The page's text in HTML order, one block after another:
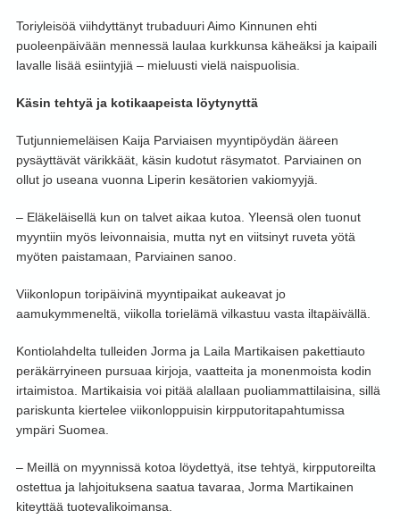
Toriyleisöä viihdyttänyt trubaduuri Aimo Kinnunen ehti
puoleenpäivään mennessä laulaa kurkkunsa käheäksi ja kaipaili
lavalle lisää esiintyjiä – mieluusti vielä naispuolisia.
Käsin tehtyä ja kotikaapeista löytynyttä
Tutjunniemeläisen Kaija Parviaisen myyntipöydän ääreen
pysäyttävät värikkäät, käsin kudotut räsymatot. Parviainen on
ollut jo useana vuonna Liperin kesätorien vakiomyyjä.
– Eläkeläisellä kun on talvet aikaa kutoa. Yleensä olen tuonut
myyntiin myös leivonnaisia, mutta nyt en viitsinyt ruveta yötä
myöten paistamaan, Parviainen sanoo.
Viikonlopun toripäivinä myyntipaikat aukeavat jo
aamukymmeneltä, viikolla torielämä vilkastuu vasta iltapäivällä.
Kontiolahdelta tulleiden Jorma ja Laila Martikaisen pakettiauto
peräkärryineen pursuaa kirjoja, vaatteita ja monenmoista kodin
irtaimistoa. Martikaisia voi pitää alallaan puoliammattilaisina, sillä
pariskunta kiertelee viikonloppuisin kirpputoritapahtumissa
ympäri Suomea.
– Meillä on myynnissä kotoa löydettyä, itse tehtyä, kirpputoreilta
ostettua ja lahjoituksena saatua tavaraa, Jorma Martikainen
kiteyttää tuotevalikoimansa.